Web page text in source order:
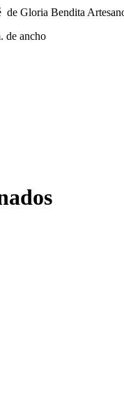
de Gloria Bendita
de ancho